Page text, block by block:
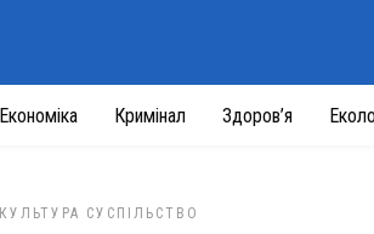
Економіка Кримінал Здоров’я
КУЛЬТУРА СУСПІЛЬСТВО